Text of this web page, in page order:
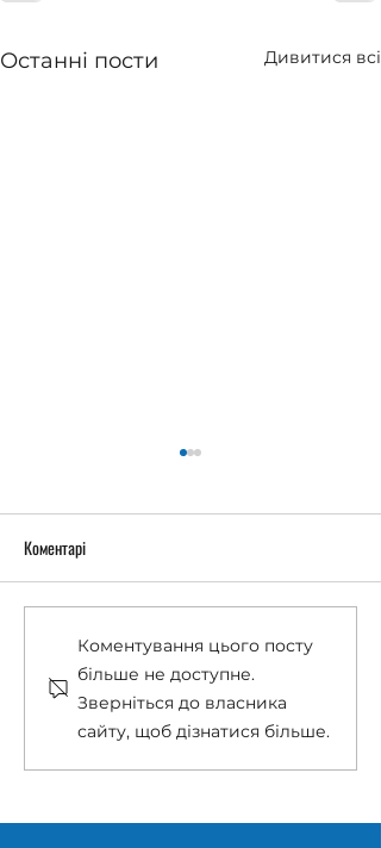
Останні пости Дивитися всі
Останній дзвоник 2026
Коментарі
Коментування цього посту
більше не доступне.
Зверніться до власника
сайту, щоб дізнатися більше.